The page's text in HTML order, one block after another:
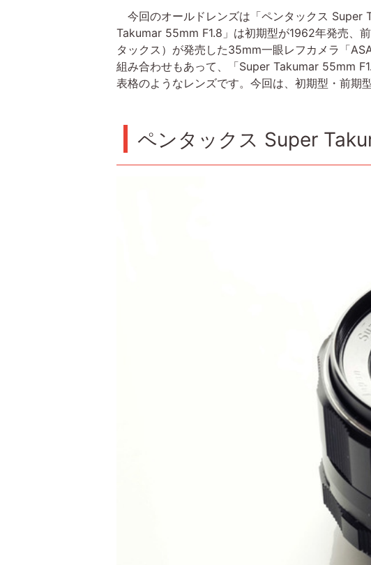
今回のオールドレンズは「ペンタックス Super
Takumar 55mm F1.8」は初期型が1962年発売、
タックス）が発売した35mm一眼レフカメラ「
組み合わせもあって、「Super Takumar 55mm
表格のようなレンズです。今回は、初期型・前期
ペンタックス Super